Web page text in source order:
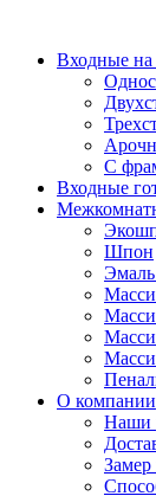
содержимому
Входные на
С
Входные
Шпон
О компании
Наши